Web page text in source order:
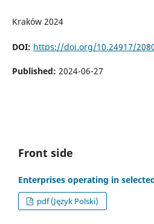
Kraków 2024
DOI: https://doi.org/10.24917/
Published: 2024-06-27
Front side
Enterprises operating in
pdf (Język Polski)